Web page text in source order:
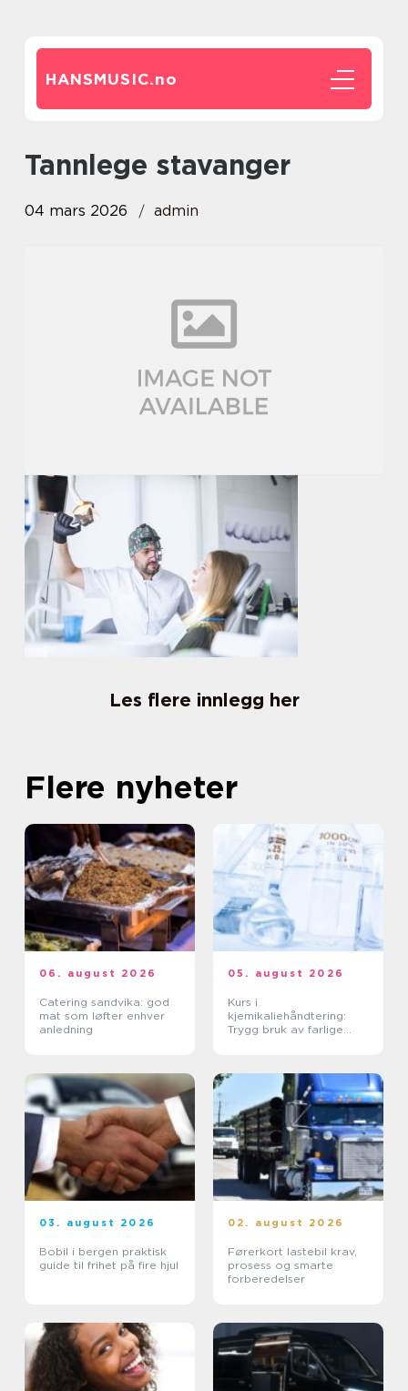
HANSMUSIC.no
tannlege stavanger
04 mars 2026 admin
Les flere innlegg her
Flere nyheter
06. august 2026
Catering sandvika: god
mat som løfter enhver
anledning
05. august 2026
Kurs i
kjemikaliehåndtering:
Trygg bruk av farlige
03. august 2026
Bobil i bergen praktisk
guide til frihet på fire hjul
02. august 2026
Førerkort lastebil krav,
prosess og smarte
forberedelser